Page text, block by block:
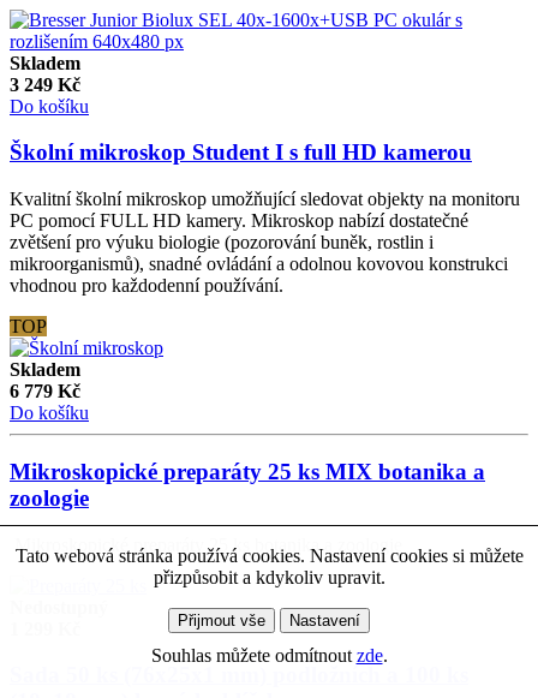
Skladem
3 249 Kč
Do košíku
Školní mikroskop Student I s full HD kamerou
Kvalitní školní mikroskop umožňující sledovat objekty na monitoru
PC pomocí FULL HD kamery. Mikroskop nabízí dostatečné
zvětšení pro výuku biologie (pozorování buněk, rostlin i
mikroorganismů), snadné ovládání a odolnou kovovou konstrukci
vhodnou pro každodenní používání.
TOP
Skladem
6 779 Kč
Do košíku
Mikroskopické preparáty 25 ks MIX botanika a
zoologie
Mikroskopické preparáty 25 ks botanika a zoologie
Tato webová stránka používá cookies. Nastavení cookies si můžete
přizpůsobit a kdykoliv upravit.
Přijmout vše Nastavení
Souhlas můžete odmítnout zde.